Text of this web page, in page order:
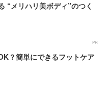
“メリハリ美ボディ”のつく
PR
？簡単にできるフットケア